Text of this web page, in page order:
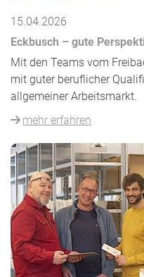
15.04.2026
Eckbusch – gute
Mit den Teams vom
mit guter beruflicher
allgemeiner Arbeitsmarkt.
mehr erfahren